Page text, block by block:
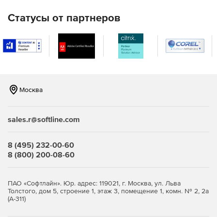
управления
Готовое программное обеспечение для удаленного
управления рабочим столом HIPAA, помогающее
компьютерам Windows, Mac и Linux с 10+ первоклассными
функциями.
Системный менеджер
12+ удобных инструментов для удаленного решения
строке, реестру, управление пользователями, файлами,
Голосовой и видеочат
помощи любому специалисту или пользователю на
каждом этапе устранения неполадок и обеспечения
беспроблемной удаленной помощи.
Статусы от партнеров
Москва
sales.r@softline.com
8 (495) 232-00-60
8 (800) 200-08-60
ПАО «Софтлайн». Юр. адрес: 119021, г. Москва, ул. Льва
Толстого, дом 5, строение 1, этаж 3, помещение 1, комн. № 2, 2а
(А-311)